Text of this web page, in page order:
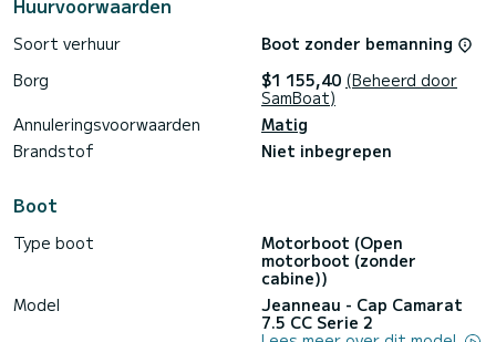
Soort verhuur
Boot zonder bemanning
Borg
$1 155,40 (Beheerd door
SamBoat)
Annuleringsvoorwaarden
Matig
Brandstof
Niet inbegrepen
Boot
Type boot
Motorboot (Open
motorboot (zonder
cabine))
Model
Jeanneau - Cap Camarat
7.5 CC Serie 2